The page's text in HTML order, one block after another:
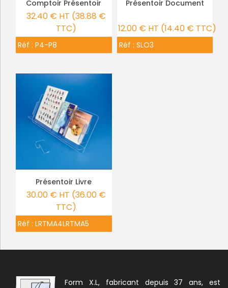
PLUS DE DÉTAILS
Comptoir Présentoir
32.40 € HT (38.88 €
TTC)
Réf : P4-P8
PLUS DE DÉTAILS
Présentoir Document
12.00 € HT (14.40 € TTC)
Réf : SLO3
PLUS DE DÉTAILS
Présentoir Livre
30.00 € HT (36.00 €
TTC)
Réf : LRTMA4LRTMA5
Form X.L, fabricant depuis 37 ans, est